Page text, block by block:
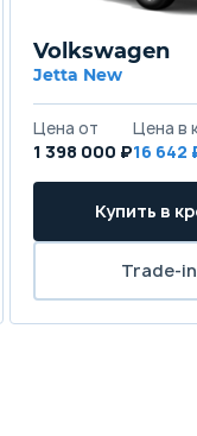
Volkswagen
Jetta New
Цена от
1 398 000 ₽
Цена в
16
Купить в
Trade-in